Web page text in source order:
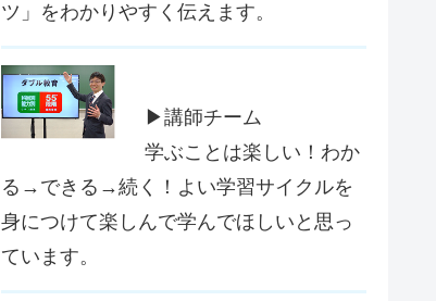
ツ」をわかりやすく伝えます。
▶講師チーム
学ぶことは楽しい！わか
る→できる→続く！よい学習サイクルを
身につけて楽しんで学んでほしいと思っ
ています。